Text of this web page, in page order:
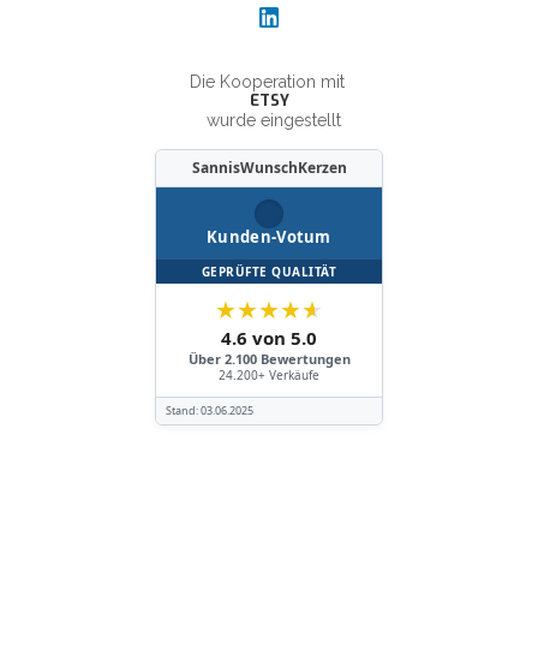
Die Kooperation mit
ETSY
wurde eingestellt
SannisWunschKerzen
Kunden-Votum
GEPRÜFTE QUALITÄT
★★★★★
4.6 von 5.0
Über 2.100 Bewertungen
24.200+ Verkäufe
Stand:03.06.2025